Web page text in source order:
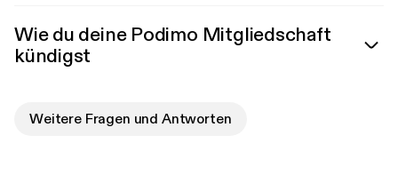
Wie du deine Podimo Mitgliedschaft
kündigst
Weitere Fragen und Antworten